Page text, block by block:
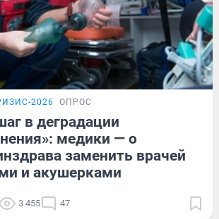
2026 ОПРОС
в деградации
медики — о
заменить врачей
и акушерками
3 455 47